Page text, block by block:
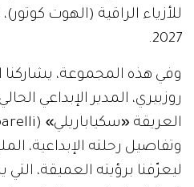
2027.
وفي هذه المجموعة، يشاركنا
روزبيري، المدير الإبداعي
العريقة «سكياباريلي»
وتفاصيل رحلته الإبداعية،
ليعرّفنا برؤيته العميقة،